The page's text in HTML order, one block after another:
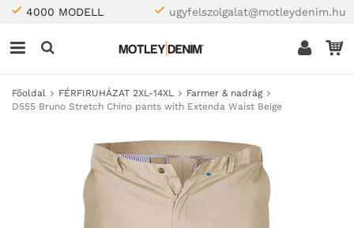
4000 MODELL ugyfelszolgalat@motleydenim.hu
Főoldal FÉRFIRUHÁZAT 2XL-14XL
Farmer & nadrág
D555 Bruno Stretch Chino pants with Extenda Waist Beige